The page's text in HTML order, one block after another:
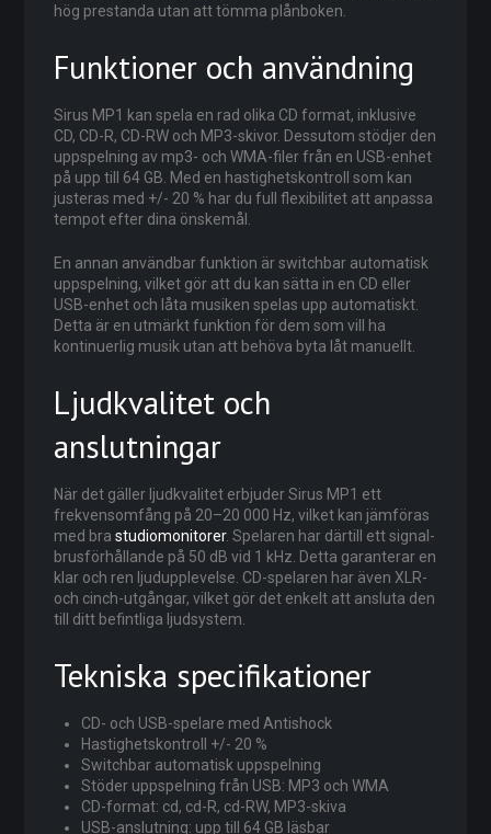
hög prestanda utan att tömma plånboken.
Funktioner och användning
Sirus MP1 kan spela en rad olika CD format, inklusive
CD, CD-R, CD-RW och MP3-skivor. Dessutom stödjer den
uppspelning av mp3- och WMA-filer från en USB-enhet
på upp till 64 GB. Med en hastighetskontroll som kan
justeras med +/- 20 % har du full flexibilitet att anpassa
tempot efter dina önskemål.
En annan användbar funktion är switchbar automatisk
uppspelning, vilket gör att du kan sätta in en CD eller
USB-enhet och låta musiken spelas upp automatiskt.
Detta är en utmärkt funktion för dem som vill ha
kontinuerlig musik utan att behöva byta låt manuellt.
Ljudkvalitet och
anslutningar
När det gäller ljudkvalitet erbjuder Sirus MP1 ett
frekvensomfång på 20–20 000 Hz, vilket kan jämföras
med bra studiomonitorer. Spelaren har därtill ett signal-
brusförhållande på 50 dB vid 1 kHz. Detta garanterar en
klar och ren ljudupplevelse. CD-spelaren har även XLR-
och cinch-utgångar, vilket gör det enkelt att ansluta den
till ditt befintliga ljudsystem.
Tekniska specifikationer
CD- och USB-spelare med Antishock
Hastighetskontroll +/- 20 %
Switchbar automatisk uppspelning
Stöder uppspelning från USB: MP3 och WMA
CD-format: cd, cd-R, cd-RW, MP3-skiva
USB-anslutning: upp till 64 GB läsbar